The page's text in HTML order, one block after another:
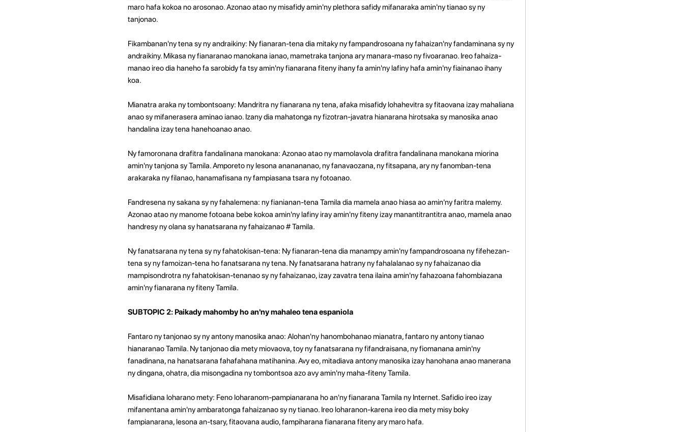
maro hafa kokoa no arosonao. Azonao atao ny misafidy amin'ny plethora safidy mifanaraka amin'ny tianao sy ny
tanjonao.
Fikambanan'ny tena sy ny andraikiny: Ny fianaran-tena dia mitaky ny fampandrosoana ny fahaizan'ny fandaminana sy ny
andraikiny. Mikasa ny fianaranao manokana ianao, mametraka tanjona ary manara-maso ny fivoaranao. Ireo fahaiza-
manao ireo dia haneho fa sarobidy fa tsy amin'ny fianarana fiteny ihany fa amin'ny lafiny hafa amin'ny fiainanao ihany
koa.
Mianatra araka ny tombontsoany: Mandritra ny fianarana ny tena, afaka misafidy lohahevitra sy fitaovana izay mahaliana
anao sy mifanerasera aminao ianao. Izany dia mahatonga ny fizotran-javatra hianarana hirotsaka sy manosika anao
handalina izay tena hanehoanao anao.
Ny famoronana drafitra fandalinana manokana: Azonao atao ny mamolavola drafitra fandalinana manokana miorina
amin'ny tanjona sy Tamila. Amporeto ny lesona ananananao, ny fanavaozana, ny fitsapana, ary ny fanomban-tena
arakaraka ny filanao, hanamafisana ny fampiasana tsara ny fotoanao.
Fandresena ny sakana sy ny fahalemena: ny fianianan-tena Tamila dia mamela anao hiasa ao amin'ny faritra malemy.
Azonao atao ny manome fotoana bebe kokoa amin'ny lafiny iray amin'ny fiteny izay manantitrantitra anao, mamela anao
handresy ny olana sy hanatsarana ny fahaizanao # Tamila.
Ny fanatsarana ny tena sy ny fahatokisan-tena: Ny fianaran-tena dia manampy amin'ny fampandrosoana ny fifehezan-
tena sy ny famoizan-tena ho fanatsarana ny tena. Ny fanatsarana hatrany ny fahalalanao sy ny fahaizanao dia
mampisondrotra ny fahatokisan-tenanao sy ny fahaizanao, izay zavatra tena ilaina amin'ny fahazoana fahombiazana
amin'ny fianarana ny fiteny Tamila.
SUBTOPIC 2: Paikady mahomby ho an'ny mahaleo tena espaniola
Fantaro ny tanjonao sy ny antony manosika anao: Alohan'ny hanombohanao mianatra, fantaro ny antony tianao
hianaranao Tamila. Ny tanjonao dia mety miovaova, toy ny fanatsarana ny fifandraisana, ny fiomanana amin'ny
fanadinana, na hanatsarana fahafahana matihanina. Avy eo, mitadiava antony manosika izay hanohana anao manerana
ny dingana, ohatra, dia misongadina ny tombontsoa azo avy amin'ny maha-fiteny Tamila.
Misafidiana loharano mety: Feno loharanom-pampianarana ho an'ny fianarana Tamila ny Internet. Safidio ireo izay
mifanentana amin'ny ambaratonga fahaizanao sy ny tianao. Ireo loharanon-karena ireo dia mety misy boky
fampianarana, lesona an-tsary, fitaovana audio, fampiharana fianarana fiteny ary maro hafa.